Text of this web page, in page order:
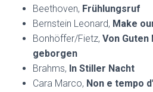
Beethoven, Frühlungsruf
Bernstein Leonard, Make
Bonhöffer/Fietz, Von Guten
geborgen
Brahms, In Stiller Nacht
Cara Marco, Non e tempo